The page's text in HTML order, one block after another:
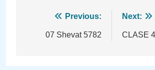
Navegación
Previous:
07 Shevat 5782
Next:
CLASE